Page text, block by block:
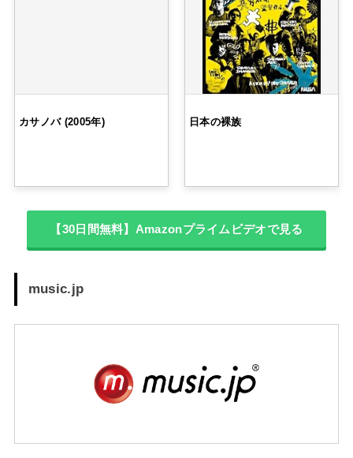
カサノバ (2005年) 日本の裸族
【30日間無料】Amazonプライムビデオで見る
music.jp